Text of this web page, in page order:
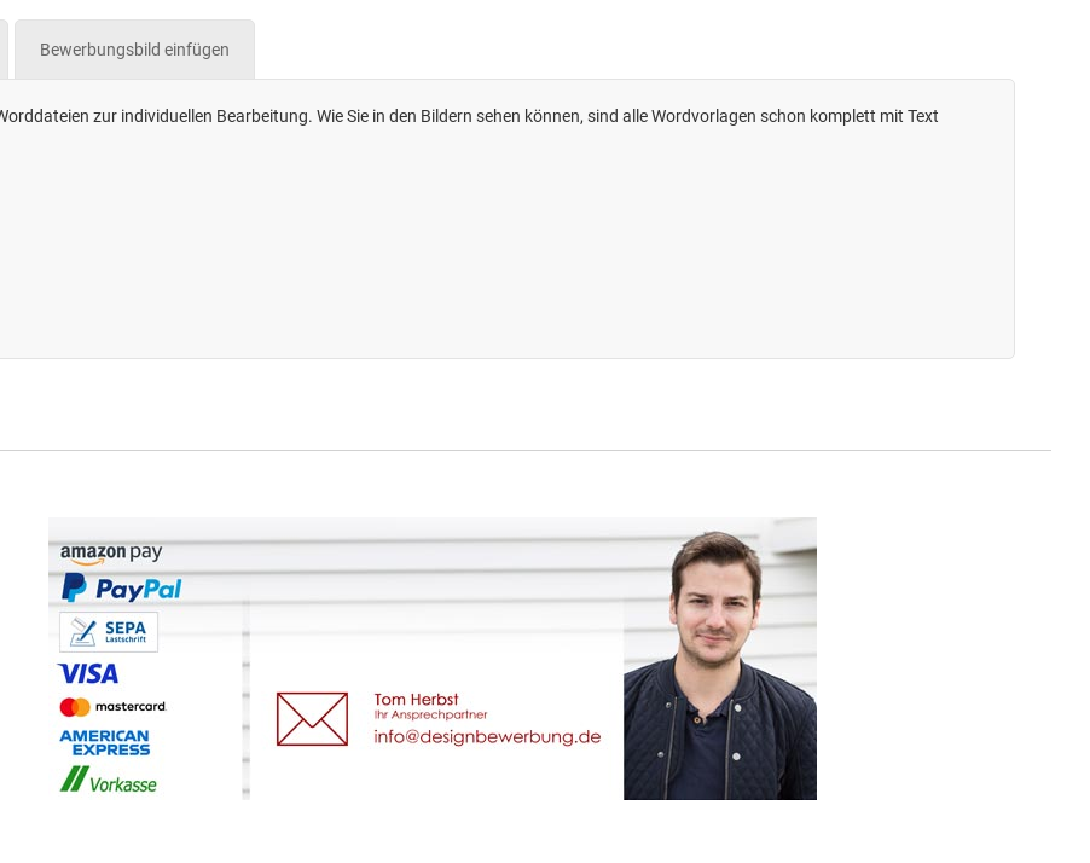
Bewerbungsbild einfügen
zur individuellen Bearbeitung. Wie Sie in den Bildern sehen können, sind alle Wordvorlagen schon komplett mit Text